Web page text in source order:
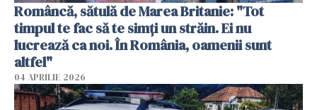
Româncă, sătulă de Marea Britanie: "Tot
timpul te fac să te simți un străin. Ei nu
lucrează ca noi. În România, oamenii sunt
altfel"
04 APRILIE 2026